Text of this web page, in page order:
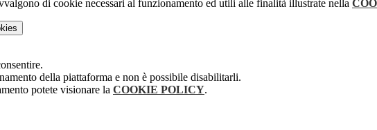
di cookie necessari al funzionamento ed utili alle finalità illustrate nella
della piattaforma e non è possibile disabilitarli.
potete visionare la COOKIE POLICY.